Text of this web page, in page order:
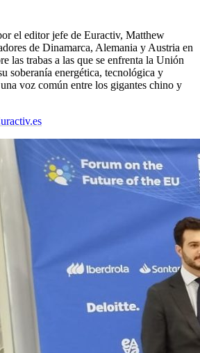
el editor jefe de Euractiv, Matthew
de Dinamarca, Alemania y Austria en
las trabas a las que se enfrenta la Unión
soberanía energética, tecnológica y
voz común entre los gigantes chino y